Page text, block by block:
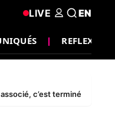
REFLEXION
LIVE EN
c’est terminé